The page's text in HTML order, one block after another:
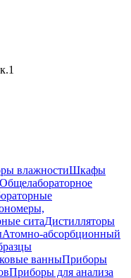
влажностиШкафы
Общелабораторное
ситаДистилляторы
Атомно-абсорбционный
ванныПриборы
Приборы для анализа